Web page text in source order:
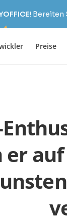
Bereiten
Preise